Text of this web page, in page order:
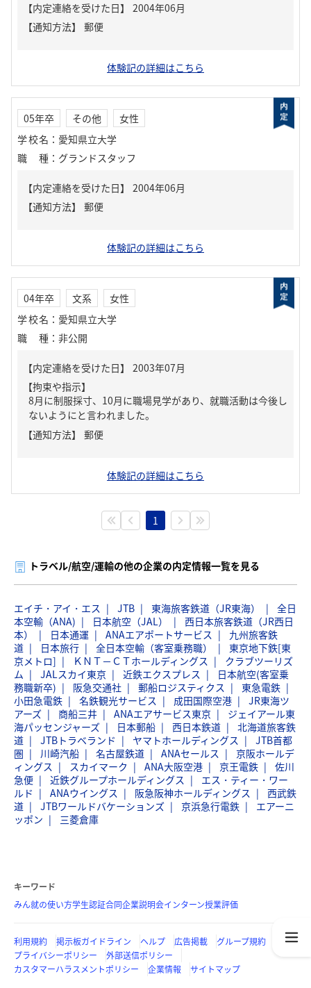
【内定連絡を受けた日】
2004年06月
【通知方法】
郵便
体験記の詳細はこちら
05年卒 その他
女性
学校名 ： 愛知県立大学
職種 ： グランドスタッフ
【内定連絡を受けた日】
2004年06月
【通知方法】
郵便
体験記の詳細はこちら
04年卒 文系
女性
学校名 ： 愛知県立大学
職種 ： 非公開
【内定連絡を受けた日】
2003年07月
【拘束や指示】
8月に制服採寸、10月に職場見学があり、就職活動は今後し
ないようにと言われました。
【通知方法】
郵便
体験記の詳細はこちら
1
トラベル/航空/運輸の他の企業の内定情報一覧を見る
エイチ・アイ・エス JTB 東海旅客鉄道（JR東海）
全日
本空輸（ANA)
日本航空（JAL）
西日本旅客鉄道（JR西日
本）
日本通運 ANAエアポートサービス
九州旅客鉄
道
日本旅行 全日本空輸（客室乗務職）
東京地下鉄[東
京メトロ]
ＫＮＴ－ＣＴホールディングス
クラブツーリズ
ム
JALスカイ東京 近鉄エクスプレス
日本航空(客室乗
務職新卒)
阪急交通社 郵船ロジスティクス
東急電鉄
小田急電鉄
名鉄観光サービス 成田国際空港
JR東海ツ
アーズ
商船三井 ANAエアサービス東京
ジェイアール東
海パッセンジャーズ
日本郵船 西日本鉄道
北海道旅客鉄
道
JTBトラベランド ヤマトホールディングス
JTB首都
圏
川崎汽船 名古屋鉄道 ANAセールス
京阪ホールデ
ィングス
スカイマーク ANA大阪空港 京王電鉄
佐川
急便
近鉄グループホールディングス
エス・ティー・ワー
ルド
ANAウイングス 阪急阪神ホールディングス
西武鉄
道
JTBワールドバケーションズ 京浜急行電鉄
エアーニ
ッポン
三菱倉庫
キーワード
みん就の使い方学生認証合同企業説明会インターン授業評価
利用規約 掲示板ガイドライン ヘルプ 広告掲載
グループ規約
プライバシーポリシー
外部送信ポリシー
カスタマーハラスメントポリシー
企業情報 サイトマップ